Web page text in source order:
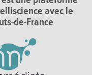
avec le
de-France